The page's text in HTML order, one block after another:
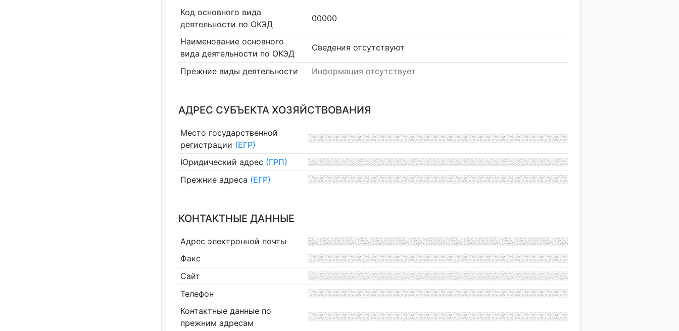
Код основного вида
деятельности по ОКЭД
00000
Наименование основного
вида деятельности по ОКЭД
Cведения отсутствуют
Прежние виды деятельности Информация отсутствует
АДРЕС СУБЪЕКТА ХОЗЯЙСТВОВАНИЯ
Место государственной
регистрации (ЕГР)
Юридический адрес (ГРП)
Прежние адреса (ЕГР)
КОНТАКТНЫЕ ДАННЫЕ
Адрес электронной почты
Факс
Сайт
Телефон
Контактные данные по
прежним адресам